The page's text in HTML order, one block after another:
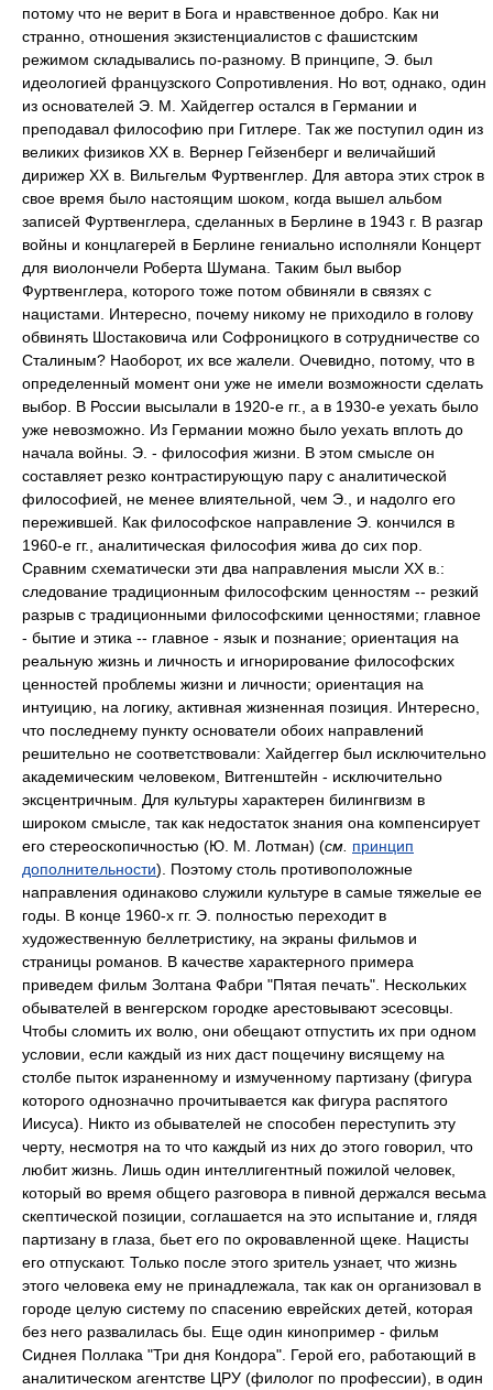
потому что не верит в Бога и нравственное добро. Как ни
странно, отношения экзистенциалистов с фашистским
режимом складывались по-разному. В принципе, Э. был
идеологией французского Сопротивления. Но вот, однако, один
из основателей Э. М. Хайдеггер остался в Германии и
преподавал философию при Гитлере. Так же поступил один из
великих физиков ХХ в. Вернер Гейзенберг и величайший
дирижер ХХ в. Вильгельм Фуртвенглер. Для автора этих строк в
свое время было настоящим шоком, когда вышел альбом
записей Фуртвенглера, сделанных в Берлине в 1943 г. В разгар
войны и концлагерей в Берлине гениально исполняли Концерт
для виолончели Роберта Шумана. Таким был выбор
Фуртвенглера, которого тоже потом обвиняли в связях с
нацистами. Интересно, почему никому не приходило в голову
обвинять Шостаковича или Софроницкого в сотрудничестве со
Сталиным? Наоборот, их все жалели. Очевидно, потому, что в
определенный момент они уже не имели возможности сделать
выбор. В России высылали в 1920-е гг., а в 1930-е уехать было
уже невозможно. Из Германии можно было уехать вплоть до
начала войны. Э. - философия жизни. В этом смысле он
составляет резко контрастирующую пару с аналитической
философией, не менее влиятельной, чем Э., и надолго его
пережившей. Как философское направление Э. кончился в
1960-е гг., аналитическая философия жива до сих пор.
Сравним схематически эти два направления мысли ХХ в.:
следование традиционным философским ценностям -- резкий
разрыв с традиционными философскими ценностями; главное
- бытие и этика -- главное - язык и познание; ориентация на
реальную жизнь и личность и игнорирование философских
ценностей проблемы жизни и личности; ориентация на
интуицию, на логику, активная жизненная позиция. Интересно,
что последнему пункту основатели обоих направлений
решительно не соответствовали: Хайдеггер был исключительно
академическим человеком, Витгенштейн - исключительно
эксцентричным. Для культуры характерен билингвизм в
широком смысле, так как недостаток знания она компенсирует
его стереоскопичностью (Ю. М. Лотман) (см. принцип
дополнительности). Поэтому столь противоположные
направления одинаково служили культуре в самые тяжелые ее
годы. В конце 1960-х гг. Э. полностью переходит в
художественную беллетристику, на экраны фильмов и
страницы романов. В качестве характерного примера
приведем фильм Золтана Фабри "Пятая печать". Нескольких
обывателей в венгерском городке арестовывают эсесовцы.
Чтобы сломить их волю, они обещают отпустить их при одном
условии, если каждый из них даст пощечину висящему на
столбе пыток израненному и измученному партизану (фигура
которого однозначно прочитывается как фигура распятого
Иисуса). Никто из обывателей не способен переступить эту
черту, несмотря на то что каждый из них до этого говорил, что
любит жизнь. Лишь один интеллигентный пожилой человек,
который во время общего разговора в пивной держался весьма
скептической позиции, соглашается на это испытание и, глядя
партизану в глаза, бьет его по окровавленной щеке. Нацисты
его отпускают. Только после этого зритель узнает, что жизнь
этого человека ему не принадлежала, так как он организовал в
городе целую систему по спасению еврейских детей, которая
без него развалилась бы. Еще один кинопример - фильм
Сиднея Поллака "Три дня Кондора". Герой его, работающий в
аналитическом агентстве ЦРУ (филолог по профессии), в один